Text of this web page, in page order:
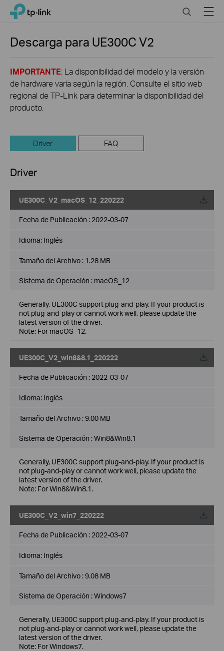
Click
navigation
TP-Link, Reliably Smart SearchMenu
Descarga para UE300CV2
IMPORTANTE: La disponibilidad del modelo y la versión
de hardware varía según la región. Consulte el sitio web
regional de TP-Link para determinar la disponibilidad del
producto.
Driver FAQ
Driver
UE300C_V2_macOS_12_220222
Fecha de Publicación : 2022-03-07
Idioma: Inglés
Tamaño del Archivo : 1.28 MB
Sistema de Operación : macOS_12
Generally, UE300C support plug-and-play. If your product is
not plug-and-play or cannot work well, please update the
latest version of the driver.
Note: For macOS_12.
UE300C_V2_win8&8.1_220222
Fecha de Publicación : 2022-03-07
Idioma: Inglés
Tamaño del Archivo :9.00 MB
Sistema de Operación : Win8&Win8.1
Generally, UE300C support plug-and-play. If your product is
not plug-and-play or cannot work well, please update the
latest version of the driver.
Note: For Win8&Win8.1.
UE300C_V2_win7_220222
Fecha de Publicación : 2022-03-07
Idioma: Inglés
Tamaño del Archivo :9.08 MB
Sistema de Operación : Windows7
Generally, UE300C support plug-and-play. If your product is
not plug-and-play or cannot work well, please update the
latest version of the driver.
Note: For Windows7.